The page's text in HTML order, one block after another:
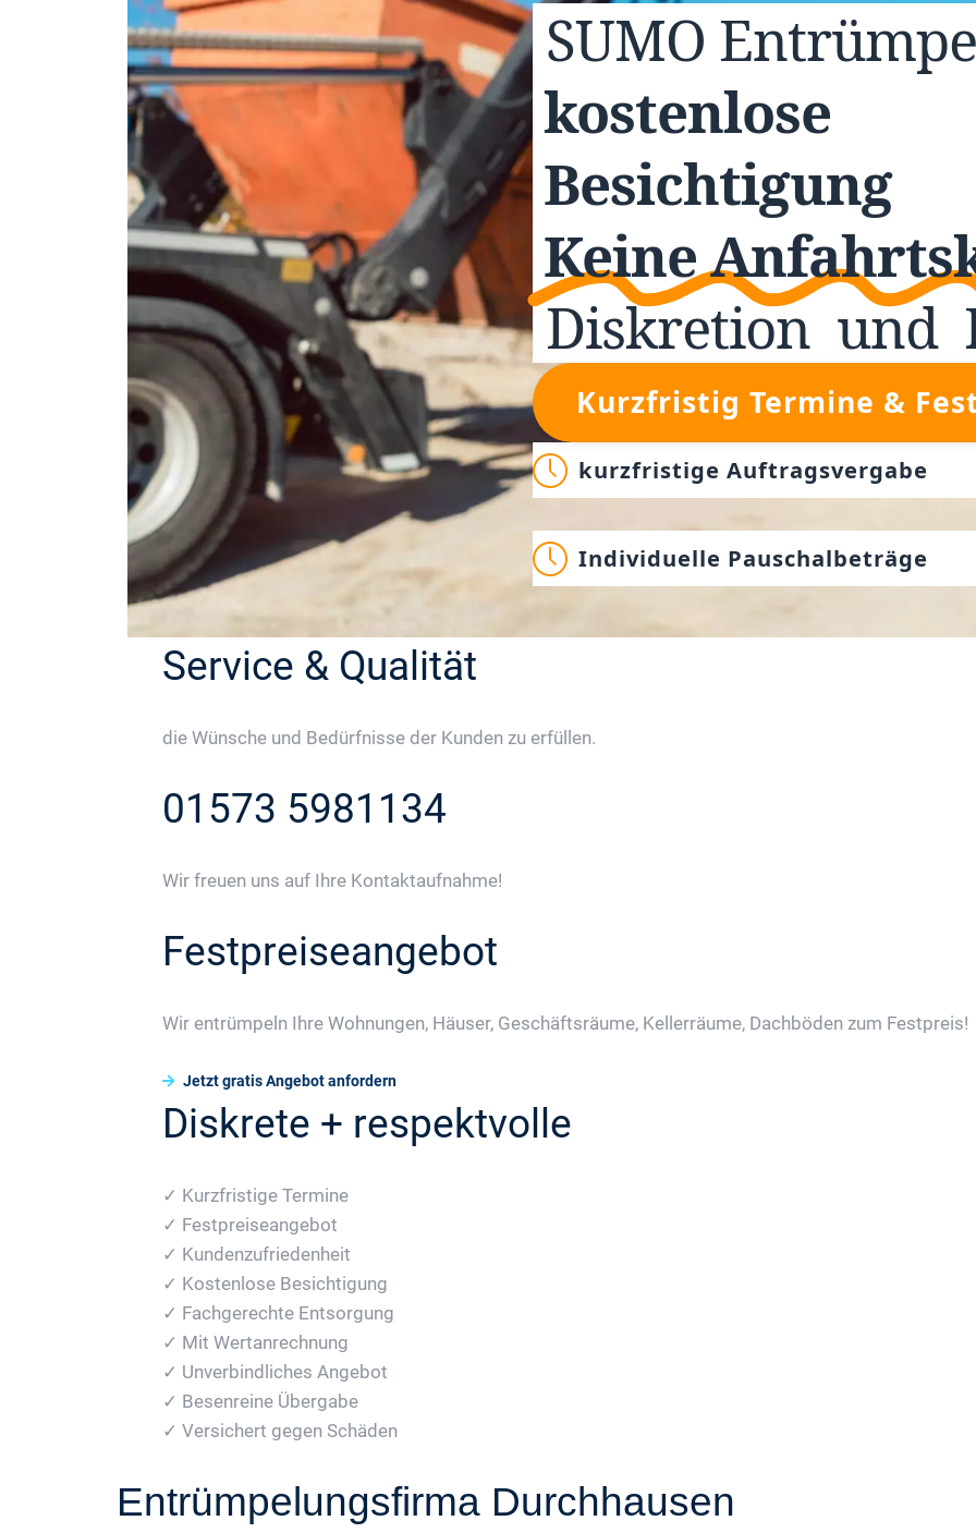
SUMO
kostenlose
Besichtigung
Keine
Diskretion und
Kurzfristig Termine &
kurzfristige Auftragsvergabe
Individuelle Pauschalbeträge
Service & Qualität
die Wünsche und Bedürfnisse der Kunden zu erfüllen.
01573 5981134
Wir freuen uns auf Ihre Kontaktaufnahme!
Festpreiseangebot
Wir entrümpeln Ihre Wohnungen, Häuser, Geschäftsräume, Kellerräume, Dachböden zum Festpreis!
Jetzt gratis Angebot anfordern
Diskrete + respektvolle
✓ Kurzfristige Termine
✓ Festpreiseangebot
✓ Kundenzufriedenheit
✓ Kostenlose Besichtigung
✓ Fachgerechte Entsorgung
✓ Mit Wertanrechnung
✓ Unverbindliches Angebot
✓ Besenreine Übergabe
✓ Versichert gegen Schäden
Entrümpelungsfirma Durchhausen